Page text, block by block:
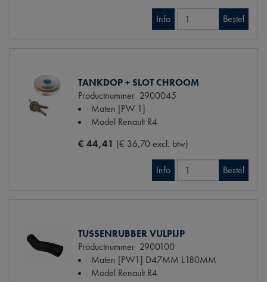
Info Bestel
TANKDOP + SLOT CHROOM
Productnummer 2900045
Maten [PW 1]
Model Renault R4
€ 44,41 (€ 36,70 excl. btw)
Info Bestel
TUSSENRUBBER VULPIJP
Productnummer 2900100
Maten [PW1] D47MM L180MM
Model Renault R4